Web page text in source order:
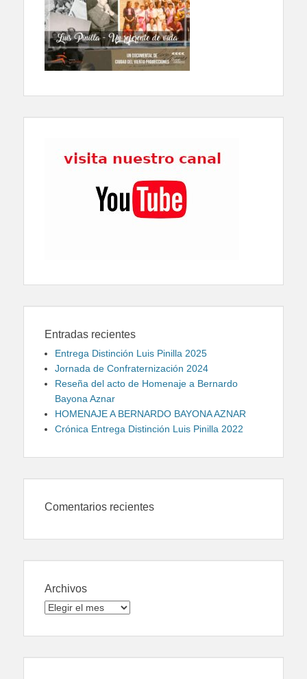
Entradas recientes
Entrega Distinción Luis Pinilla 2025
Jornada de Confraternización 2024
Reseña del acto de Homenaje a Bernardo
Bayona Aznar
HOMENAJE A BERNARDO BAYONA AZNAR
Crónica Entrega Distinción Luis Pinilla 2022
Comentarios recientes
Archivos
Archivos